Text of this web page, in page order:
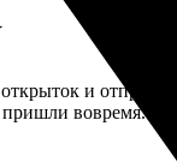
и
пришли вовремя.